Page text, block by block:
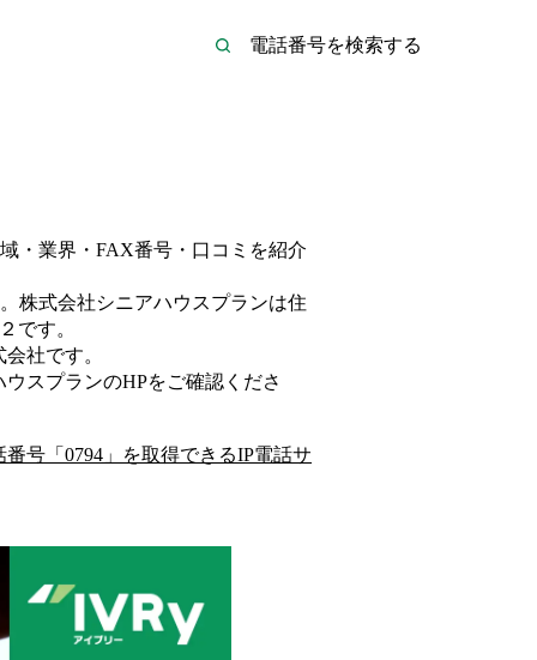
・業界・FAX番号・口コミを紹介
株式会社シニアハウスプランは住
です。
会社です。
ウスプランのHPをご確認くださ
号「 0794 」を取得できるIP電話サ